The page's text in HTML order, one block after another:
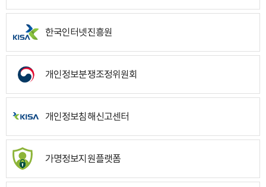
한국인터넷진흥원
개인정보분쟁조정위원회
개인정보침해신고센터
가명정보지원플랫폼